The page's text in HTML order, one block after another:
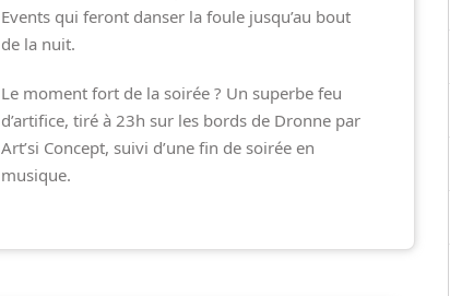
Events qui feront danser la foule jusqu’au bout
de la nuit.
Le moment fort de la soirée ? Un superbe feu
d’artifice, tiré à 23h sur les bords de Dronne par
Art’si Concept, suivi d’une fin de soirée en
musique.